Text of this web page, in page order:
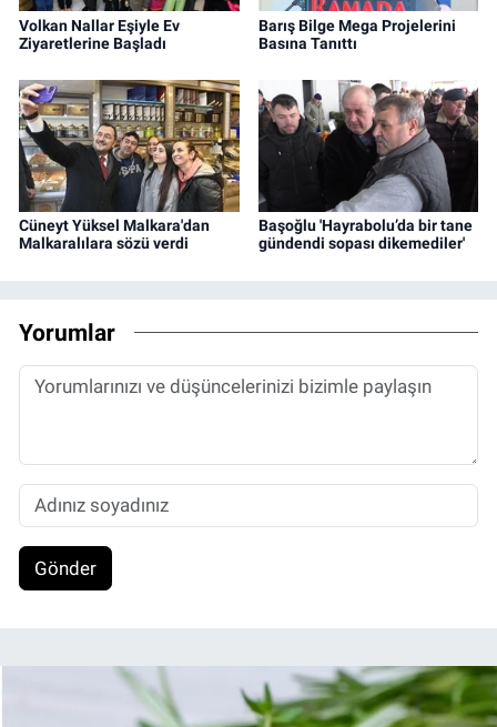
Volkan Nallar Eşiyle Ev
Ziyaretlerine Başladı
Barış Bilge Mega Projelerini
Basına Tanıttı
Cüneyt Yüksel Malkara'dan
Malkaralılara sözü verdi
Başoğlu 'Hayrabolu’da bir tane
gündendi sopası dikemediler'
Yorumlar
Gönder